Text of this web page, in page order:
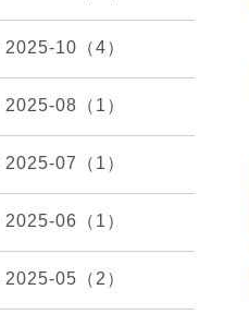
2025-10（4）
2025-08（1）
2025-07（1）
2025-06（1）
2025-05（2）